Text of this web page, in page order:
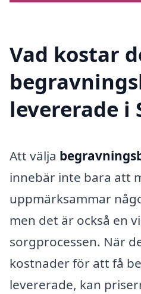
Vad kostar
levererade i
Att välja
innebär inte bara att
uppmärksammar
men det är också en
sorgprocessen. När
kostnader för att få
levererade, kan